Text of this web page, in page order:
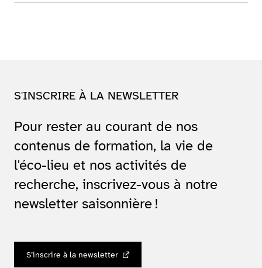
S'INSCRIRE À LA NEWSLETTER
Pour rester au courant de nos
contenus de formation, la vie de
l'éco-lieu et nos activités de
recherche, inscrivez-vous à notre
newsletter saisonnière !
S’inscrire à la newsletter